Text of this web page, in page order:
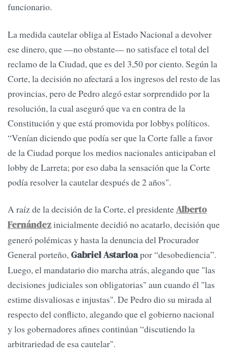
funcionario.
La medida cautelar obliga al Estado Nacional a devolver
ese dinero, que —no obstante— no satisface el total del
reclamo de la Ciudad, que es del 3,50 por ciento. Según la
Corte, la decisión no afectará a los ingresos del resto de las
provincias, pero de Pedro alegó estar sorprendido por la
resolución, la cual aseguró que va en contra de la
Constitución y que está promovida por lobbys políticos.
“Venían diciendo que podía ser que la Corte falle a favor
de la Ciudad porque los medios nacionales anticipaban el
lobby de Larreta; por eso daba la sensación que la Corte
podía resolver la cautelar después de 2 años".
A raíz de la decisión de la Corte, el presidenteAlberto
Fernándezinicialmente decidió no acatarlo, decisión que
generó polémicas y hasta la denuncia del Procurador
General porteño, Gabriel Astarloapor “desobediencia”.
Luego, el mandatario dio marcha atrás, alegando que "las
decisiones judiciales son obligatorias" aun cuando él "las
estime disvaliosas e injustas". De Pedro dio su mirada al
respecto del conflicto, alegando que el gobierno nacional
y los gobernadores afines continúan “discutiendo la
arbitrariedad de esa cautelar".